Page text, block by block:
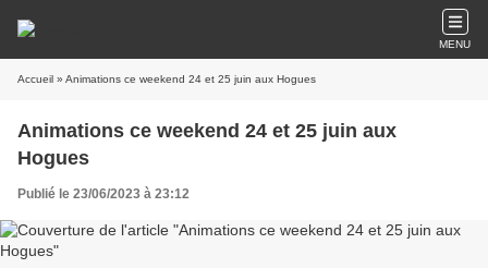
MENU
Accueil » Animations ce weekend 24 et 25 juin aux Hogues
Animations ce weekend 24 et 25 juin aux
Hogues
Publié le 23/06/2023 à 23:12